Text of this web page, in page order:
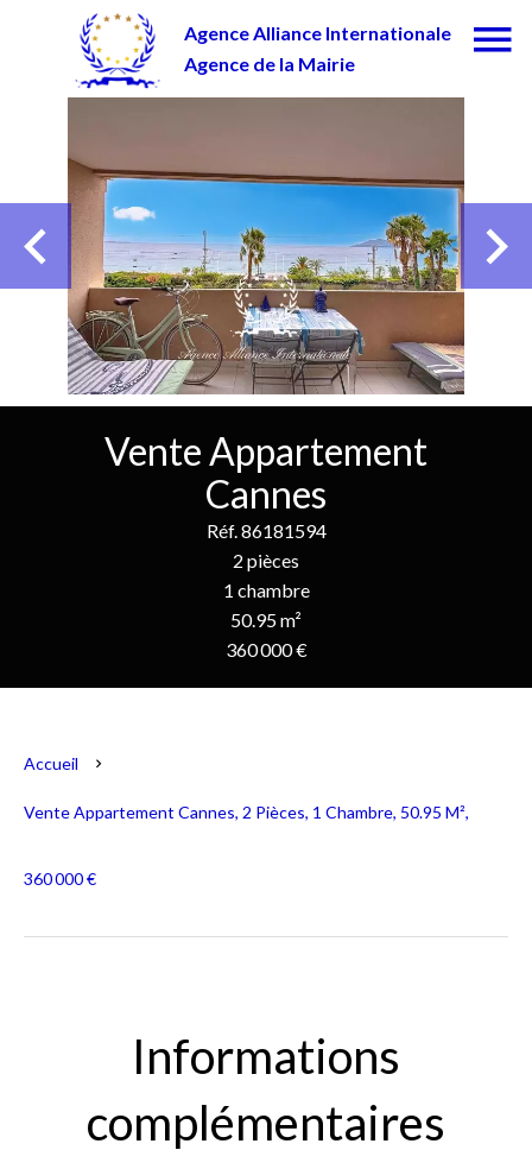
Agence Alliance Internationale
Agence de la Mairie
Vente Appartement
Cannes
Réf. 86181594
2 pièces
1 chambre
50.95 m²
360 000 €
Accueil
Vente Appartement Cannes, 2 Pièces, 1 Chambre, 50.95 M²,
360 000 €
Informations
complémentaires